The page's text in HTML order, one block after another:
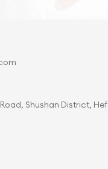
Shushan District,